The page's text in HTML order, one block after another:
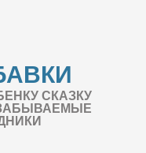
СКАЗКУ